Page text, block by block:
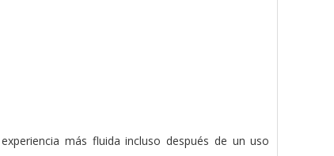
más fluida incluso después de un uso